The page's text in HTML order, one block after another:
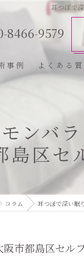
耳つぼで
8466-9579
事例 よくある質
ンバ
島区セ
コラム 耳つぼで深い眠
市都島区セル